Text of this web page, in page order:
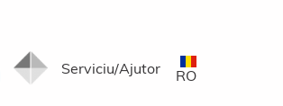
Serviciu/Ajutor RO